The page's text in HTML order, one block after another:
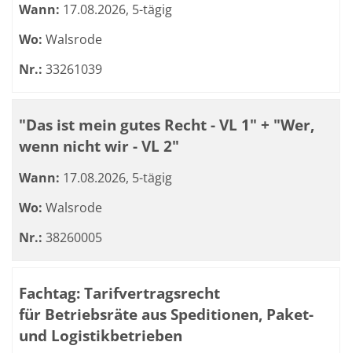
Wann: 17.08.2026, 5-tägig
Wo: Walsrode
Nr.: 33261039
"Das ist mein gutes Recht - VL 1" + "Wer,
wenn nicht wir - VL 2"
Wann: 17.08.2026, 5-tägig
Wo: Walsrode
Nr.: 38260005
Fachtag: Tarifvertragsrecht
für Betriebsräte aus Speditionen, Paket-
und Logistikbetrieben